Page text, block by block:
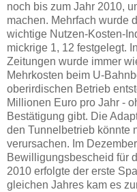
noch bis zum Jahr 2010,
machen. Mehrfach wurde
wichtige Nutzen-Kosten-
mickrige 1, 12 festgelegt.
Zeitungen wurde immer
Mehrkosten beim U-
oberirdischen Betrieb
Millionen Euro pro Jahr -
Bestätigung gibt. Die
den Tunnelbetrieb könnte
verursachen. Im
Bewilligungsbescheid für
2010 erfolgte der erste
gleichen Jahres kam es